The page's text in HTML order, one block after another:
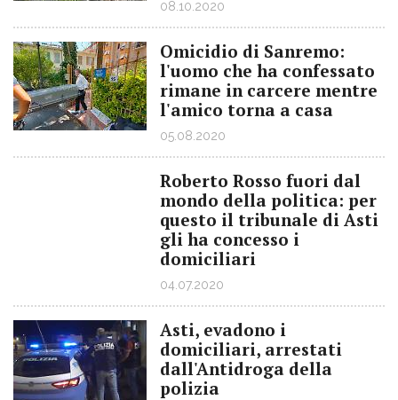
08.10.2020
Omicidio di Sanremo:
l'uomo che ha confessato
rimane in carcere mentre
l'amico torna a casa
05.08.2020
Roberto Rosso fuori dal
mondo della politica: per
questo il tribunale di Asti
gli ha concesso i
domiciliari
04.07.2020
Asti, evadono i
domiciliari, arrestati
dall'Antidroga della
polizia